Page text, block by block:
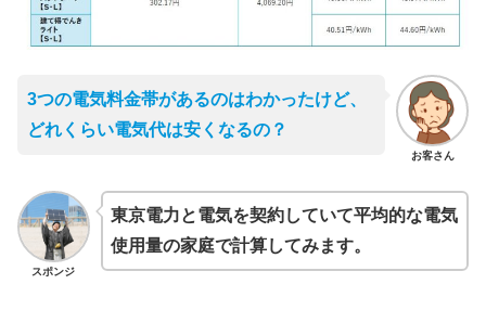
お客さん
3つの電気料金帯があるのはわかったけど、
どれくらい電気代は安くなるの？
スポンジ
東京電力と電気を契約していて平均的な電気
使用量の家庭で計算してみます。